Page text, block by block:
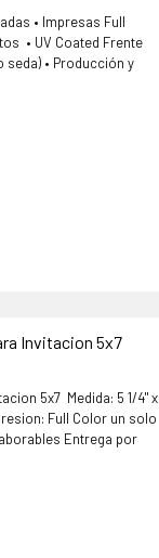
• Impresas Full
• UV Coated Frente
seda) • Producción y
Invitacion 5x7
5x7 Medida: 5 1/4" x
Full Color un solo
Entrega por